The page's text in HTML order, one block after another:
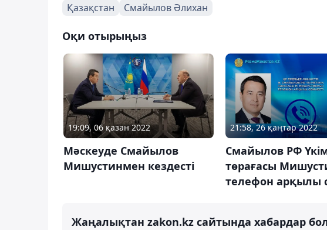
Қазақстан Смайылов Әлихан
Оқи отырыңыз
19:09, 06 қазан 2022
Мәскеуде Смайылов
Мишустинмен кездесті
21:58, 26 қаңтар 2022
Смайылов РФ
төрағасы
телефон арқылы
Жаңалықтан zakon.kz сайтында хабардар